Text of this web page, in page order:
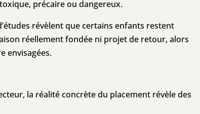
précaire ou dangereux.
révèlent que certains enfants restent
réellement fondée ni projet de retour, alors
envisagées.
la réalité concrète du placement révèle des